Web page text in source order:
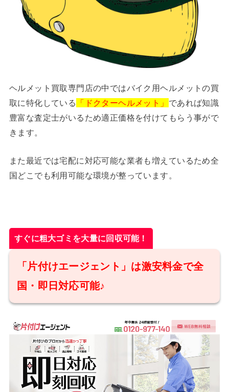
ヘルメット買取専門店の中ではバイク用ヘルメットの買
取に特化している
「ドクターヘルメット」 であれば知識
豊富な査定士がいるため適正価格を付けてもらう事がで
きます。
また最近では宅配に対応可能な業者も増えているため全
国どこでも利用可能な環境が整っています。
すぐに粗大ゴミを大量に回収可能！
「片付けエージェント」は激安料金で全
国・即日対応可能♪